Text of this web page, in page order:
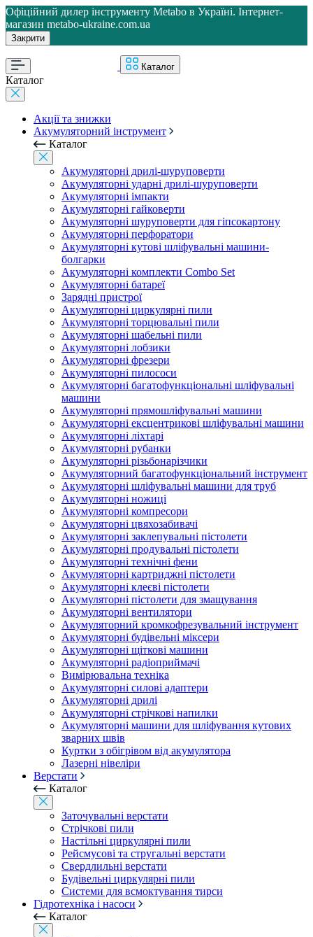
Офіційний дилер інструменту Metabo в Україні. Інтернет-
магазин metabo-ukraine.com.ua
Закрити
Каталог
Каталог
Акції та знижки
Акумуляторний інструмент
Каталог
Акумуляторні дрилі-шуруповерти
Акумуляторні ударні дрилі-шуруповерти
Акумуляторні імпакти
Акумуляторні гайковерти
Акумуляторні шуруповерти для гіпсокартону
Акумуляторні перфоратори
Акумуляторні кутові шліфувальні машини-
болгарки
Акумуляторні комплекти Combo Set
Акумуляторні батареї
Зарядні пристрої
Акумуляторні циркулярні пили
Акумуляторні торцювальні пили
Акумуляторні шабельні пили
Акумуляторні лобзики
Акумуляторні фрезери
Акумуляторні пилососи
Акумуляторні багатофункціональні шліфувальні
машини
Акумуляторні прямошліфувальні машини
Акумуляторні ексцентрикові шліфувальні машини
Акумуляторні ліхтарі
Акумуляторні рубанки
Акумуляторні різьбонарізчики
Акумуляторний багатофункціональний інструмент
Акумуляторні шліфувальні машини для труб
Акумуляторні ножиці
Акумуляторні компресори
Акумуляторні цвяхозабивачі
Акумуляторні заклепувальні пістолети
Акумуляторні продувальні пістолети
Акумуляторні технічні фени
Акумуляторні картриджні пістолети
Акумуляторні клеєві пістолети
Акумуляторні пістолети для змащування
Акумуляторні вентилятори
Акумуляторний кромкофрезувальний інструмент
Акумуляторні будівельні міксери
Акумуляторні щіткові машини
Акумуляторні радіоприймачі
Вимірювальна техніка
Акумуляторні силові адаптери
Акумуляторні дрилі
Акумуляторні стрічкові напилки
Акумуляторні машини для шліфування кутових
зварних швів
Куртки з обігрівом від акумулятора
Лазерні нівеліри
Верстати
Каталог
Заточувальні верстати
Стрічкові пили
Настільні циркулярні пили
Рейсмусові та стругальні верстати
Свердлильні верстати
Будівельні циркулярні пили
Системи для всмоктування тирси
Гідротехніка і насоси
Каталог